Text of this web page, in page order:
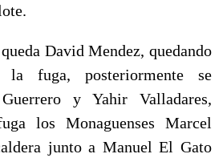
David Mendez, quedando
fuga, posteriormente se
y Yahir Valladares,
los Monaguenses Marcel
junto a Manuel El Gato